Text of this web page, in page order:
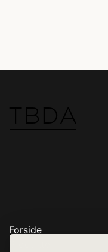
Forside